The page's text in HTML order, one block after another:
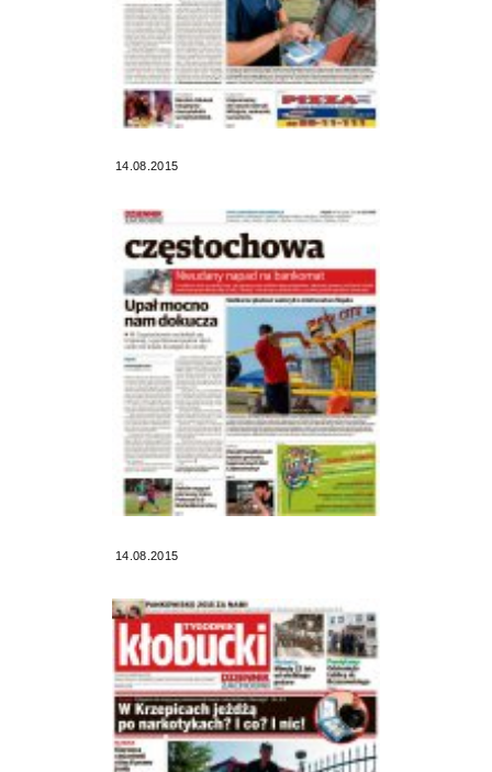
14.08.2015
14.08.2015